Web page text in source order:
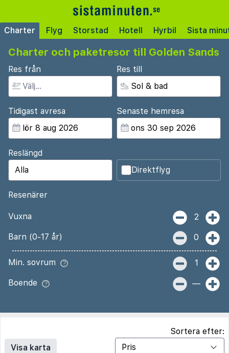
Charter Flyg Storstad Hotell Hyrbil Sista
Charter och paketresor till Golden Sands
Res från Res till
Tidigast avresa Senaste hemresa
Reslängd
Direktflyg
Resenärer
Vuxna 2
Barn (0-17 år) 0
Min. sovrum 1
Boende —
Visa karta
Sortera efter: